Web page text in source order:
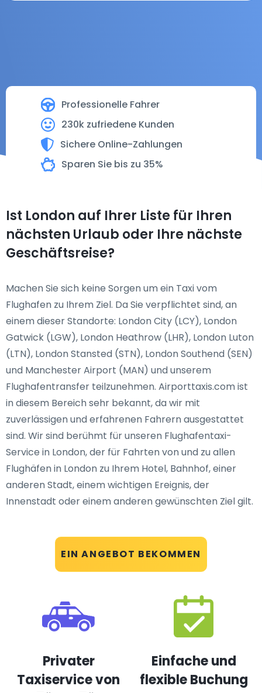
Professionelle Fahrer
230k zufriedene Kunden
Sichere Online-Zahlungen
Sparen Sie bis zu 35%
EIN ANGEBOT BEKOMMEN
Ist London auf Ihrer Liste für Ihren
nächsten Urlaub oder Ihre nächste
Geschäftsreise?
Machen Sie sich keine Sorgen um ein Taxi vom
Flughafen zu Ihrem Ziel. Da Sie verpflichtet sind, an
einem dieser Standorte: London City (LCY), London
Gatwick (LGW), London Heathrow (LHR), London Luton
(LTN), London Stansted (STN), London Southend (SEN)
und Manchester Airport (MAN) und unserem
Flughafentransfer teilzunehmen. Airporttaxis.com ist
in diesem Bereich sehr bekannt, da wir mit
zuverlässigen und erfahrenen Fahrern ausgestattet
sind. Wir sind berühmt für unseren Flughafentaxi-
Service in London, der für Fahrten von und zu allen
Flughäfen in London zu Ihrem Hotel, Bahnhof, einer
anderen Stadt, einem wichtigen Ereignis, der
Innenstadt oder einem anderen gewünschten Ziel gilt.
Privater
Taxiservice von
Einfache und
flexible Buchung